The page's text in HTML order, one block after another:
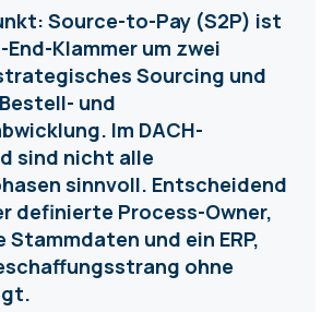
Source-to-Pay (S2P) ist
Klammer um zwei
Sourcing und
und
Im DACH-
sind nicht alle
sinnvoll. Entscheidend
definierte Process-Owner,
und ein ERP,
ohne